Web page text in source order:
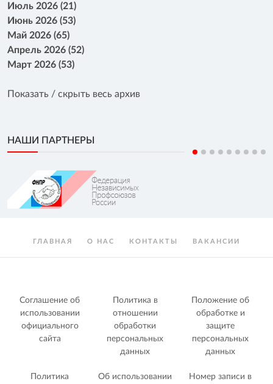
Июль 2026 (21)
Июнь 2026 (53)
Май 2026 (65)
Апрель 2026 (52)
Март 2026 (53)
Показать / скрыть весь архив
НАШИ ПАРТНЕРЫ
ГЛАВНАЯ О НАС КОНТАКТЫ ВАКАНСИИ
Соглашение об
использовании
официального
сайта
Политика в
отношении
обработки
персональных
данных
Положение об
обработке и
защите
персональных
данных
Политика
Об использовании
Номер записи в